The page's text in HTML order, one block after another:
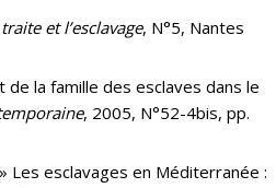
et l’esclavage, N°5, Nantes
de la famille des esclaves dans le
, 2005, N°52-4bis, pp.
Les esclavages en Méditerranée :